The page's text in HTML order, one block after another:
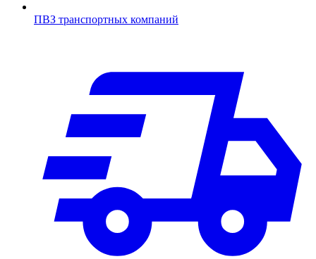
ПВЗ транспортных компаний